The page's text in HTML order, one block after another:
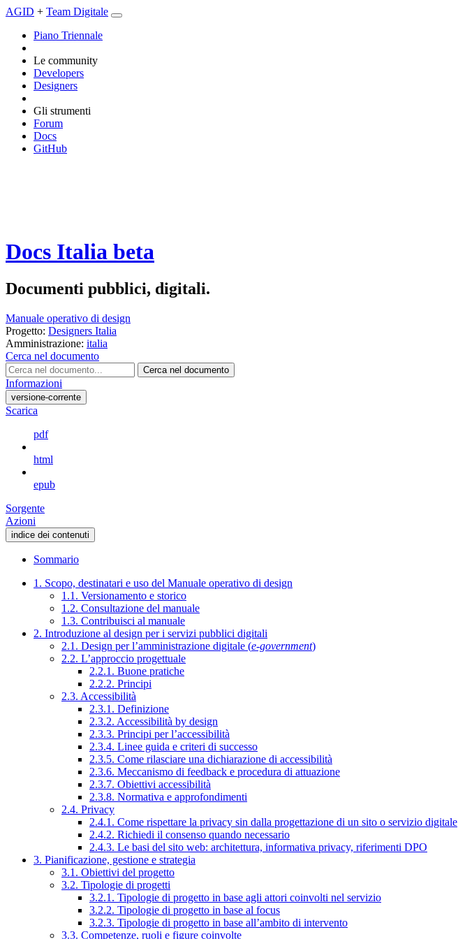
AGID + Team Digitale
Piano Triennale
Le community
Developers
Designers
Gli strumenti
Forum
Docs
GitHub
Docs Italia beta
Documenti pubblici, digitali.
Manuale operativo di design
Progetto: Designers Italia
Amministrazione: italia
Cerca nel documento
Cerca nel documento
Informazioni
versione-corrente
Scarica
pdf
html
epub
Sorgente
Azioni
indice dei contenuti
Sommario
1. Scopo, destinatari e uso del Manuale operativo di design
1.1. Versionamento e storico
1.2. Consultazione del manuale
1.3. Contribuisci al manuale
2. Introduzione al design per i servizi pubblici digitali
2.1. Design per l’amministrazione digitale (e-government)
2.2. L’approccio progettuale
2.2.1. Buone pratiche
2.2.2. Principi
2.3. Accessibilità
2.3.1. Definizione
2.3.2. Accessibilità by design
2.3.3. Principi per l’accessibilità
2.3.4. Linee guida e criteri di successo
2.3.5. Come rilasciare una dichiarazione di accessibilità
2.3.6. Meccanismo di feedback e procedura di attuazione
2.3.7. Obiettivi accessibilità
2.3.8. Normativa e approfondimenti
2.4. Privacy
2.4.1. Come rispettare la privacy sin dalla progettazione di un sito o servizio digitale
2.4.2. Richiedi il consenso quando necessario
2.4.3. Le basi del sito web: architettura, informativa privacy, riferimenti DPO
3. Pianificazione, gestione e strategia
3.1. Obiettivi del progetto
3.2. Tipologie di progetti
3.2.1. Tipologie di progetto in base agli attori coinvolti nel servizio
3.2.2. Tipologie di progetto in base al focus
3.2.3. Tipologie di progetto in base all’ambito di intervento
3.3. Competenze, ruoli e figure coinvolte